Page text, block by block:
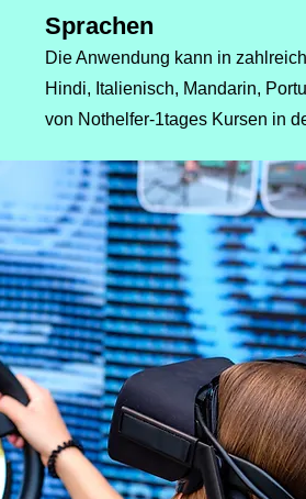
Sprachen
Die Anwendung kann in
Hindi, Italienisch, Mandarin,
von Nothelfer-1tages Kursen in